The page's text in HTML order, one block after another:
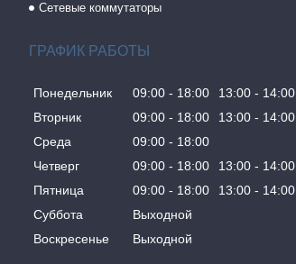
Сетевые коммутаторы
ГРАФИК РАБОТЫ
Понедельник 09:00 18:00 13:00
14:00
Вторник
09:00 18:00 13:00
14:00
Среда
09:00
18:00
Четверг
09:00 18:00 13:00
14:00
Пятница
09:00 18:00 13:00
14:00
Суббота
Выходной
Воскресенье
Выходной